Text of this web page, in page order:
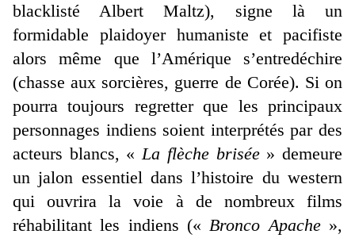
blacklisté Albert Maltz), signe là un
formidable plaidoyer humaniste et pacifiste
alors même que l’Amérique s’entredéchire
(chasse aux sorcières, guerre de Corée). Si on
pourra toujours regretter que les principaux
personnages indiens soient interprétés par des
acteurs blancs, «La flèche brisée» demeure
un jalon essentiel dans l’histoire du western
qui ouvrira la voie à de nombreux films
réhabilitant les indiens («Bronco Apache»,